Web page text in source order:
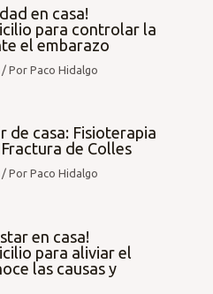
en casa!
para controlar la
el embarazo
/ PorPaco Hidalgo
de casa: Fisioterapia
de Colles
/ PorPaco Hidalgo
en casa!
para aliviar el
las causas y